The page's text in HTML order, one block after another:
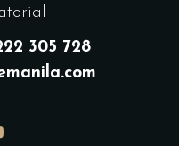
305 728